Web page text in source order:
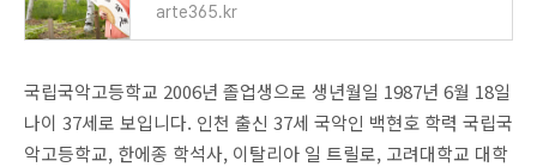
arte365.kr
국립국악고등학교 2006년 졸업생으로 생년월일 1987년 6월 18일
나이 37세로 보입니다. 인천 출신 37세 국악인 백현호 학력 국립국
악고등학교, 한에종 학석사, 이탈리아 일 트릴로, 고려대학교 대학